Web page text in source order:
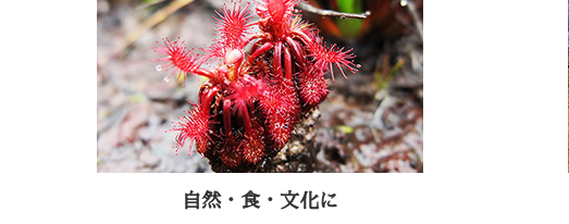
自然・食・文化に
の文化自然を五感で感じていただきたいと
いう想いから、植物や生物、名物料理や伝
統行事を積極的にご紹介します。
また、現地の文化に触れていただくため
に、インディヘナのコミュニティなどへも
お連れします。